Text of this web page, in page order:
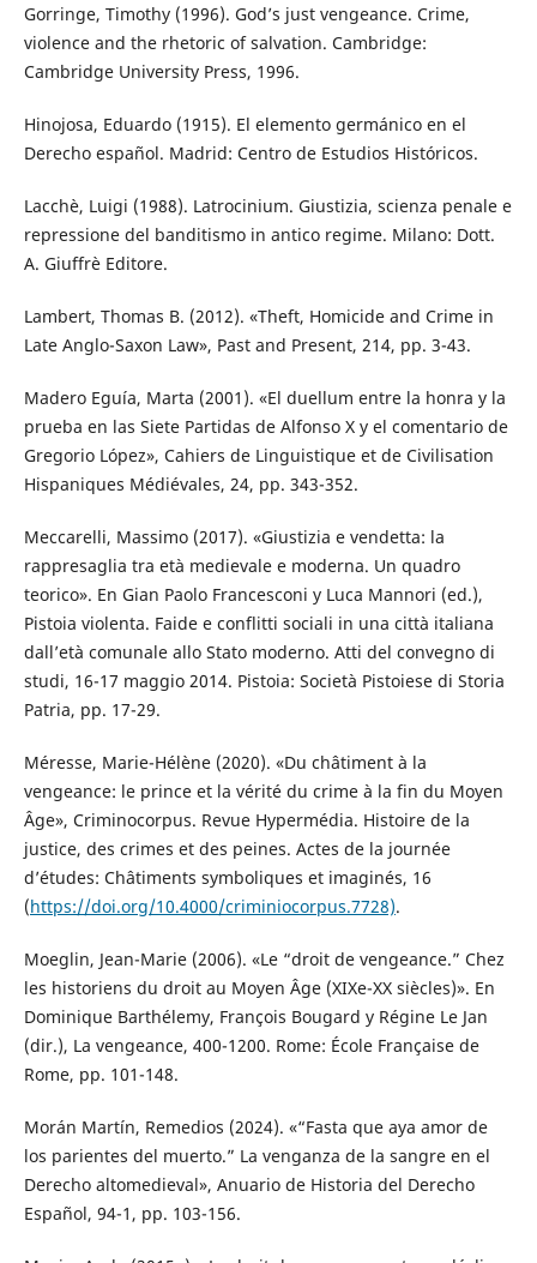
Gorringe, Timothy (1996). God’s just vengeance. Crime,
violence and the rhetoric of salvation. Cambridge:
Cambridge University Press, 1996.
Hinojosa, Eduardo (1915). El elemento germánico en el
Derecho español. Madrid: Centro de Estudios Históricos.
Lacchè, Luigi (1988). Latrocinium. Giustizia, scienza penale e
repressione del banditismo in antico regime. Milano: Dott.
A. Giuffrè Editore.
Lambert, Thomas B. (2012). «Theft, Homicide and Crime in
Late Anglo-Saxon Law», Past and Present, 214, pp. 3-43.
Madero Eguía, Marta (2001). «El duellum entre la honra y la
prueba en las Siete Partidas de Alfonso X y el comentario de
Gregorio López», Cahiers de Linguistique et de Civilisation
Hispaniques Médiévales, 24, pp. 343-352.
Meccarelli, Massimo (2017). «Giustizia e vendetta: la
rappresaglia tra età medievale e moderna. Un quadro
teorico». En Gian Paolo Francesconi y Luca Mannori (ed.),
Pistoia violenta. Faide e conflitti sociali in una città italiana
dall’età comunale allo Stato moderno. Atti del convegno di
studi, 16-17 maggio 2014. Pistoia: Società Pistoiese di Storia
Patria, pp. 17-29.
Méresse, Marie-Hélène (2020). «Du châtiment à la
vengeance: le prince et la vérité du crime à la fin du Moyen
Âge», Criminocorpus. Revue Hypermédia. Histoire de la
justice, des crimes et des peines. Actes de la journée
d’études: Châtiments symboliques et imaginés, 16
(https://doi.org/10.4000/criminiocorpus.7728).
Moeglin, Jean-Marie (2006). «Le “droit de vengeance.” Chez
les historiens du droit au Moyen Âge (XIXe-XX siècles)». En
Dominique Barthélemy, François Bougard y Régine Le Jan
(dir.), La vengeance, 400-1200. Rome: École Française de
Rome, pp. 101-148.
Morán Martín, Remedios (2024). «“Fasta que aya amor de
los parientes del muerto.” La venganza de la sangre en el
Derecho altomedieval», Anuario de Historia del Derecho
Español, 94-1, pp. 103-156.